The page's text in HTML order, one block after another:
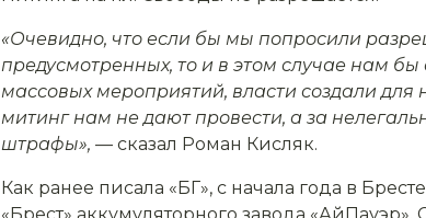
«Очевидно, что если бы мы попросили
предусмотренных, то и в этом случае нам
массовых мероприятий, власти создали для
митинг нам не дают провести, а за
штрафы», — сказал Роман Кисляк.
Как ранее писала «БГ», с начала года в